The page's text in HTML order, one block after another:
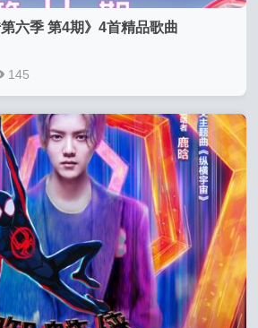
六季 第4期》4首精品歌曲
145